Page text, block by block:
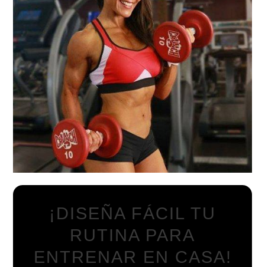
¡DISEÑA FÁCIL TU
RUTINA PARA
ENTRENAR EN CASA!
ENTRENAR
CASA!